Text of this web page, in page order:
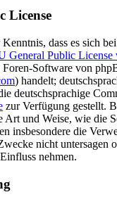
License
dass es sich
General Public License
Foren-Software von
) handelt;
deutschsprachige
zur Verfügung gestellt.
Art und Weise, wie die
insbesondere die
nicht untersagen
nehmen.